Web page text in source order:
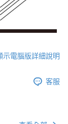
示電腦版詳細說明
客服